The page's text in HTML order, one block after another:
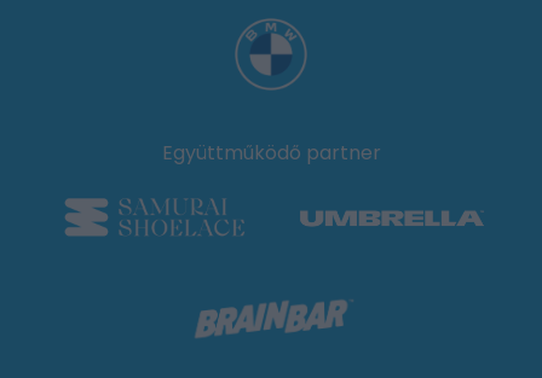
Együttműködő partner